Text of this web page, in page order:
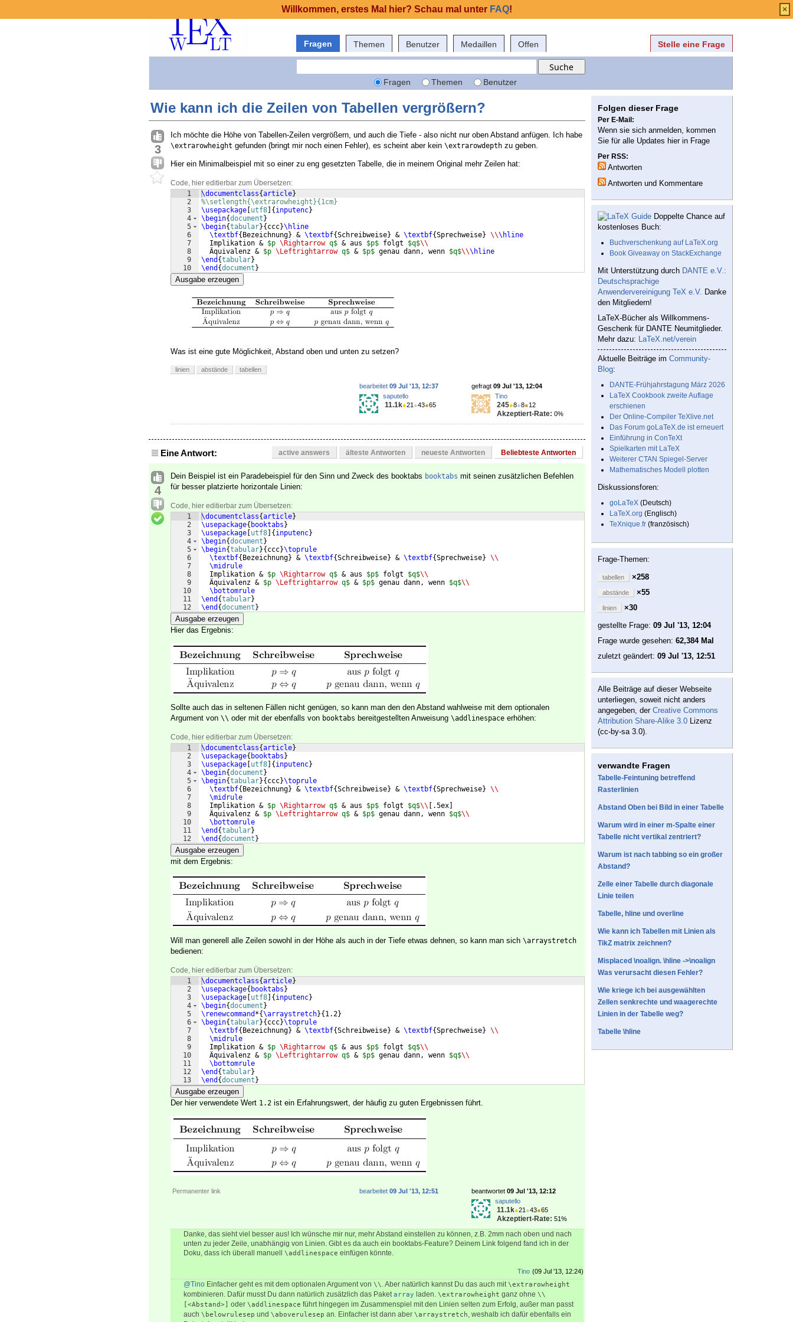
Fragen Themen Benutzer Medaillen Offen Stelle eine Frage
Fragen Themen Benutzer
Wie kann ich die Zeilen von Tabellen vergrößern?
3
Ich möchte die Höhe von Tabellen-Zeilen vergrößern, und auch die Tiefe - also nicht nur oben Abstand anfügen. Ich habe
\extrarowheight gefunden (bringt mir noch einen Fehler), es scheint aber kein \extrarowdepth zu geben.
Hier ein Minimalbeispiel mit so einer zu eng gesetzten Tabelle, die in meinem Original mehr Zeilen hat:
Code, hier editierbar zum Übersetzen:
1
2
3
4
5
6
7
8
9
10
\documentclass{article}
%\setlength{\extrarowheight}{1cm}
\usepackage utf8 { inputenc}
\begin{document }
\begin{tabular}{ ccc}\hline
\textbf{ Bezeichnung} & \textbf{Schreibweise} & \textbf{Sprechweise} \\\hline
  Implikation &
$p \Rightarrow q$ & aus $p$ folgt $q$\\
  Äquivalenz &
$p \Leftrightarrow q$ & $p$ genau dann, wenn $q$\\\hline
\end {tabular}
\end {document }
Ausgabe erzeugen
Was ist eine gute Möglichkeit, Abstand oben und unten zu setzen?
linien abstände tabellen
gefragt 09 Jul '13, 12:04
Tino
245●8●8●12
Akzeptiert-Rate: 0%
bearbeitet 09 Jul '13, 12:37
saputello
11.1k●21 ●43●65
Eine Antwort: active answers älteste Antworten neueste Antworten Beliebteste Antworten
4
Dein Beispiel ist ein Paradebeispiel für den Sinn und Zweck des booktabs booktabs mit seinen zusätzlichen Befehlen
für besser platzierte horizontale Linien:
Code, hier editierbar zum Übersetzen:
1
2
3
4
5
6
7
8
9
10
11
12
\documentclass{article}
\usepackage{ booktabs }
\usepackage utf8 { inputenc}
\begin{document }
\begin{tabular}{ ccc}\toprule
\textbf{ Bezeichnung} & \textbf{Schreibweise} & \textbf{Sprechweise} \\
\midrule
  Implikation &
$p \Rightarrow q$ & aus $p$ folgt $q$\\
  Äquivalenz &
$p \Leftrightarrow q$ & $p$ genau dann, wenn $q$\\
\bottomrule
\end {tabular}
\end {document }
Ausgabe erzeugen
Hier das Ergebnis:
Sollte auch das in seltenen Fällen nicht genügen, so kann man den den Abstand wahlweise mit dem optionalen
Argument von \\ oder mit der ebenfalls von booktabs bereitgestellten Anweisung \addlinespace erhöhen:
Code, hier editierbar zum Übersetzen:
1
2
3
4
5
6
7
8
9
10
11
12
\documentclass{article}
\usepackage{ booktabs }
\usepackage utf8 { inputenc}
\begin{document }
\begin{tabular}{ ccc}\toprule
\textbf{ Bezeichnung} & \textbf{Schreibweise} & \textbf{Sprechweise} \\
\midrule
  Implikation &
$p \Rightarrow q$ & aus $p$ folgt $q$\\ .5ex
  Äquivalenz &
$p \Leftrightarrow q$ & $p$ genau dann, wenn $q$\\
\bottomrule
\end {tabular}
\end {document }
Ausgabe erzeugen
mit dem Ergebnis:
Will man generell alle Zeilen sowohl in der Höhe als auch in der Tiefe etwas dehnen, so kann man sich \arraystretch
bedienen:
Code, hier editierbar zum Übersetzen:
1
2
3
4
5
6
7
8
9
10
11
12
13
\documentclass{article}
\usepackage{ booktabs }
\usepackage utf8 { inputenc}
\begin{document }
\renewcommand *{\arraystretch}{ 1.2}
\begin{tabular}{ ccc}\toprule
\textbf{ Bezeichnung} & \textbf{Schreibweise} & \textbf{Sprechweise} \\
\midrule
  Implikation &
$p \Rightarrow q$ & aus $p$ folgt $q$\\
  Äquivalenz &
$p \Leftrightarrow q$ & $p$ genau dann, wenn $q$\\
\bottomrule
\end {tabular}
\end {document }
Ausgabe erzeugen
Der hier verwendete Wert 1.2 ist ein Erfahrungswert, der häufig zu guten Ergebnissen führt.
Permanenter link beantwortet 09 Jul '13, 12:12
saputello
11.1k●21 ●43●65
Akzeptiert-Rate: 51%
bearbeitet 09 Jul '13, 12:51
Danke, das sieht viel besser aus! Ich wünsche mir nur, mehr Abstand einstellen zu können, z.B. 2mm nach oben und nach
unten zu jeder Zeile, unabhängig von Linien. Gibt es da auch ein booktabs-Feature? Deinem Link folgend fand ich in der
Doku, dass ich überall manuell \addlinespace einfügen könnte.
(09 Jul '13, 12:24)
Tino
@Tino Einfacher geht es mit dem optionalen Argument von \\ . Aber natürlich kannst Du das auch mit\extrarowheight
kombinieren. Dafür musst Du dann natürlich zusätzlich das Paketarray laden. \extrarowheight ganz ohne \\
[<Abstand>]
oder \addlinespace führt hingegen im Zusammenspiel mit den Linien selten zum Erfolg, außer man passt
auch \belowrulesep und \aboverulesep an. Einfacher ist dann aber \arraystretch, weshalb ich dafür ebenfalls ein
Folgen dieser Frage
Per E-Mail:
Wenn sie sich anmelden, kommen
Sie für alle Updates hier in Frage
Per RSS:
Antworten
Antworten und Kommentare
Doppelte Chance auf
kostenloses Buch:
Buchverschenkung auf LaTeX.org
Book Giveaway on StackExchange
Mit Unterstützung durch DANTE e.V.:
Deutschsprachige
Anwendervereinigung TeX e.V. Danke
den Mitgliedern!
LaTeX-Bücher als Willkommens-
Geschenk für DANTE Neumitglieder.
Mehr dazu: LaTeX.net/verein
Aktuelle Beiträge im Community-
Blog:
DANTE-Frühjahrstagung März 2026
LaTeX Cookbook zweite Auflage
erschienen
Der Online-Compiler TeXlive.net
Das Forum goLaTeX.de ist erneuert
Einführung in ConTeXt
Spielkarten mit LaTeX
Weiterer CTAN Spiegel-Server
Mathematisches Modell plotten
Diskussionsforen:
goLaTeX (Deutsch)
LaTeX.org (Englisch)
TeXnique.fr (französisch)
Frage-Themen:
tabellen ×258
abstände ×55
linien
×30
gestellte Frage: 09 Jul '13, 12:04
Frage wurde gesehen: 62,384 Mal
zuletzt geändert: 09 Jul '13, 12:51
Alle Beiträge auf dieser Webseite
unterliegen, soweit nicht anders
angegeben, der Creative Commons
Attribution Share-Alike 3.0 Lizenz
(cc-by-sa 3.0).
verwandte Fragen
Tabelle-Feintuning betreffend
Rasterlinien
Abstand Oben bei Bild in einer Tabelle
Warum wird in einer m-Spalte einer
Tabelle nicht vertikal zentriert?
Warum ist nach tabbing so ein großer
Abstand?
Zelle einer Tabelle durch diagonale
Linie teilen
Tabelle, hline und overline
Wie kann ich Tabellen mit Linien als
TikZ matrix zeichnen?
Misplaced \noalign. \hline ->\noalign
Was verursacht diesen Fehler?
Wie kriege ich bei ausgewählten
Zellen senkrechte und waagerechte
Linien in der Tabelle weg?
Tabelle \hline
Willkommen, erstes Mal hier? Schau mal unter FAQ! ×